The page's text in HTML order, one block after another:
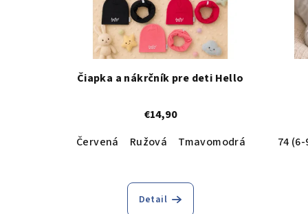
Čiapka a nákrčník pre deti Hello
€14,90
Červená
Ružová Tmavomodrá
Detail
74